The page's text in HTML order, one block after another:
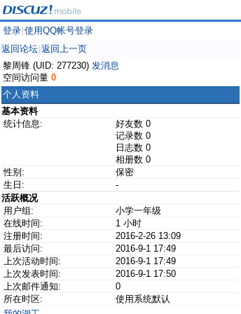
登录 使用QQ帐号登录
返回论坛 返回上一页
黎周锋 (UID: 277230) 发消息
空间访问量 0
个人资料
基本资料
统计信息:
好友数 0
记录数 0
日志数 0
相册数 0
性别:
保密
生日:
-
活跃概况
用户组:
小学一年级
在线时间:
1 小时
注册时间:
2016-2-26 13:09
最后访问:
2016-9-1 17:49
上次活动时间:
2016-9-1 17:49
上次发表时间:
2016-9-1 17:50
上次邮件通知:
0
所在时区:
使用系统默认